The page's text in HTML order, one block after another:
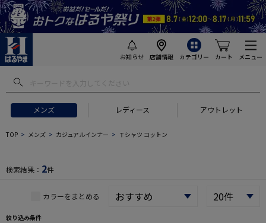
お知らせ 店舗情報 カテゴリー カート メニュー
メンズ レディース アウトレット
フトにおすすめ #セットアップ スーツ
TOP メンズ カジュアルインナー Ｔシャツ コットン
検索結果： 2件
カラーをまとめる
絞り込み条件